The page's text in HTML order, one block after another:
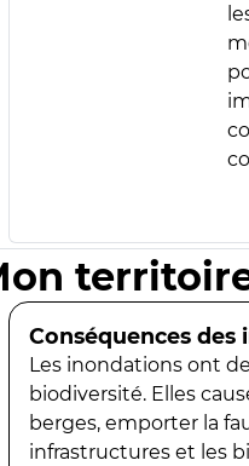
Conséquences des
Les inondations ont
biodiversité. Elles
berges, emporter la
infrastructures et les